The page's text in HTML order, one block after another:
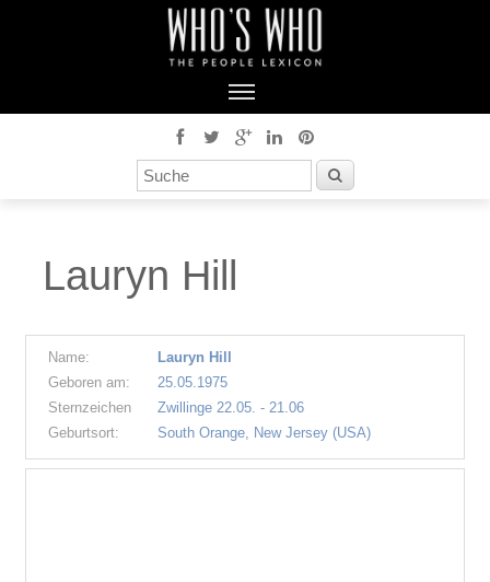
Lauryn Hill
Name:
Lauryn Hill
Geboren am:
25.05.1975
Sternzeichen
Zwillinge 22.05. - 21.06
Geburtsort:
South Orange, New Jersey (USA)